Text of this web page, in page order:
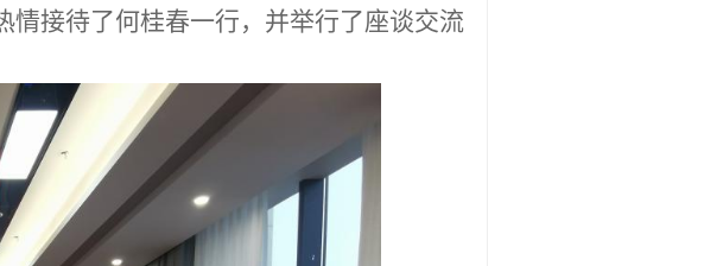
情接待了何桂春一行，并举行了座谈交流